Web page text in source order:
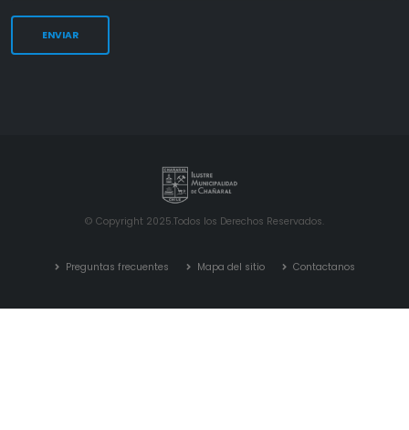
© Copyright 2025.Todos los Derechos Reservados.
Preguntas frecuentes Mapa del sitio Contactanos